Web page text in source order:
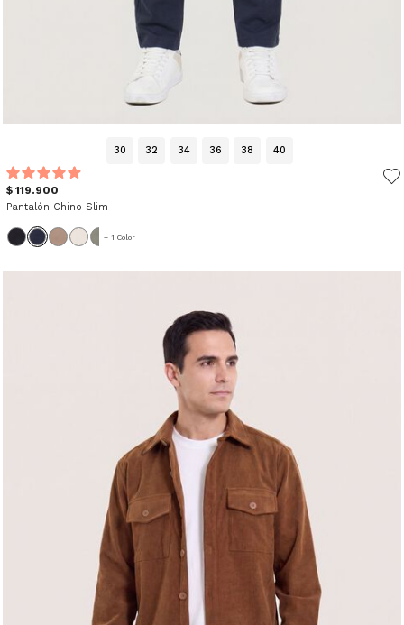
30 32 34 36 38 40
$ 119.900
Pantalón Chino Slim
+ 1 Color